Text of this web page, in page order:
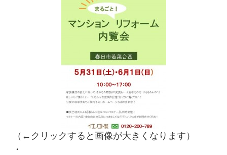
（←クリックすると画像が大きくなります）
・